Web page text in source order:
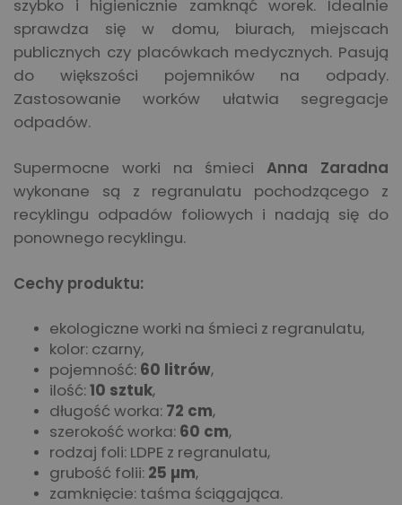
szybko i higienicznie zamknąć worek. Idealnie
sprawdza się w domu, biurach, miejscach
publicznych czy placówkach medycznych. Pasują
do większości pojemników na odpady.
Zastosowanie worków ułatwia segregacje
odpadów.
Supermocne worki na śmieciAnna Zaradna
wykonane są z regranulatu pochodzącego z
recyklingu odpadów foliowych i nadają się do
ponownego recyklingu.
Cechy produktu:
ekologiczne worki na śmieci z regranulatu,
kolor: czarny,
pojemność: 60 litrów,
ilość:10 sztuk,
długość worka: 72 cm,
szerokość worka: 60 cm,
rodzaj foli: LDPE z regranulatu,
grubość folii: 25 µm,
zamknięcie: taśma ściągająca.